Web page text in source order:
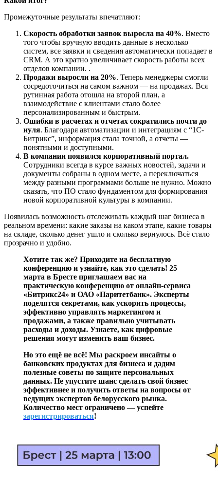
Промежуточные результаты впечатляют:
Скорость обработки заявок выросла на 40%. Вместо
того чтобы вручную вводить данные в несколько
систем, все заявки и сведения автоматически попадает в
CRM. А это кратно увеличивает скорость работы всех
отделов компании. .
Продажи выросли на 20%. Теперь менеджеры смогли
сосредоточиться на самом важном — на продажах. Вся
рутинная работа отошла на второй план, а
взаимодействие с клиентами стало более
персонализированным и быстрым.
Ошибки в расчетах и отчетах сократились почти до
нуля. Благодаря автоматизации и интеграциям с “1С-
Битрикс”, информация стала точной, а отчеты —
понятными и доступными.
В компании появился корпоративный портал.
Сотрудники всегда в курсе важных новостей, задачи и
документы собраны в одном месте, а переключаться
между разными программами больше не нужно. Можно
сказать, что ПО стало фундаментом для формирования
новой корпоративной культуры в компании.
Появилась возможность отслеживать каждый шаг бизнеса в
реальном времени: какие заказы на каком этапе, какие товары
на складе, сколько денег ушло и сколько вернулось. Всё стало
прозрачно и удобно.
Хотите так же? Приходите на бесплатную
конференцию и узнайте, как это сделать! 25
марта в Бресте приглашаем вас на
практическую конференцию от онлайн-сервиса
«Битрикс24» и ОАО «Паритетбанк». Эксперты
поделятся секретами, как ускорить процессы,
эффективно управлять маркетингом и
продажами, а также правильно учитывать
расходы и доходы. Узнаете, как цифровые
решения могут изменить ваш бизнес.
Но это ещё не всё! Мы раскроем инсайты о
банковских продуктах для бизнеса и дадим
полезные советы по защите персональных
данных. Не упустите шанс сделать свой бизнес
эффективнее и получить ответы на вопросы от
ведущих экспертов белорусского рынка.
Количество мест ограничено — успейте
зарегистрироваться!